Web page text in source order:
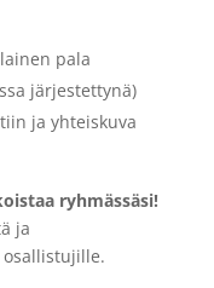
pala
järjestettynä)
ja yhteiskuva
ryhmässäsi!
ja